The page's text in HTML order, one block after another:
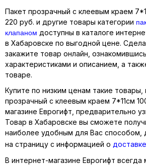
Пакет прозрачный с клеевым краем
220 руб. и другие товары категории
клапаном доступны в каталоге
в Хабаровске по выгодной цене.
закажите товар онлайн,
характеристиками и описанием, а
товаре.
Купите по низким ценам такие товары,
прозрачный с клеевым краем 7*11см
магазине Еврогифт, предварительно
Товар в Хабаровске вы сможете
наиболее удобным для Вас способом,
на страницу с информацией о
В интернет-магазине Еврогифт всегда